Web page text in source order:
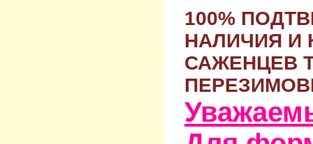
100%
НАЛИЧИЯ И
САЖЕНЦЕВ